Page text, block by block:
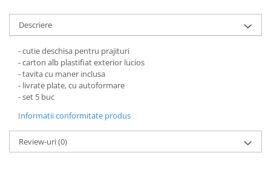
CUTII PENTRU PRALINE CU FUNDITA
CUTII PRALINE CU SEPARATOR
CUTII CU FEREASTRA PENTRU
MARTURII
CUTII CU MANER
CUTII FARA FEREASTRA PENTRU
MARTURII
CUTII FUND + CAPAC
Descriere
- cutie deschisa pentru prajituri
- carton alb plastifiat exterior lucios
- tavita cu maner inclusa
- livrate plate, cu autoformare
- set 5 buc
Informatii conformitate produs
Review-uri(0)